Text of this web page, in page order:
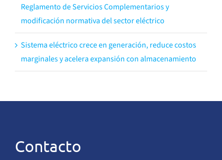
Reglamento de Servicios Complementarios y
modificación normativa del sector eléctrico
Sistema eléctrico crece en generación, reduce costos
marginales y acelera expansión con almacenamiento
Contacto